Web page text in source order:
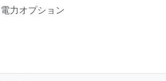
電力オプション